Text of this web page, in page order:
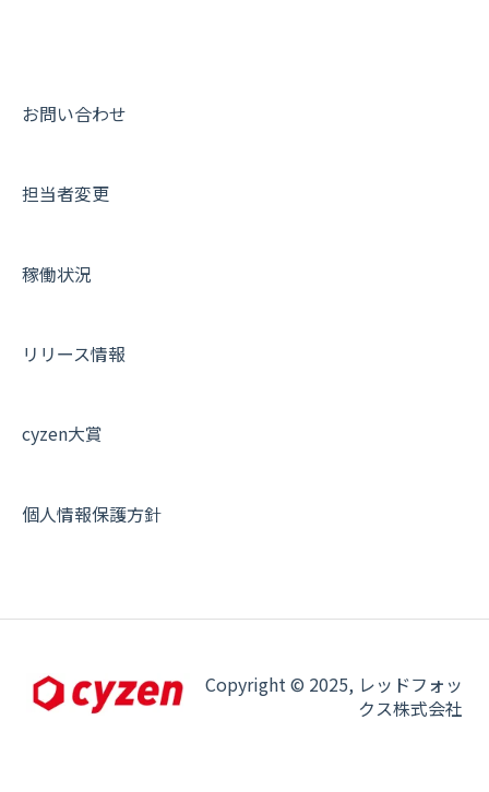
オプション関連について
証明書認証について
お問い合わせ
担当者変更
稼働状況
リリース情報
cyzen大賞
個人情報保護方針
Copyright © 2025, レッドフォッ
クス株式会社